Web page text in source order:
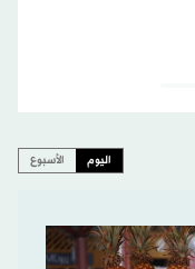
اليوم الأسبوع